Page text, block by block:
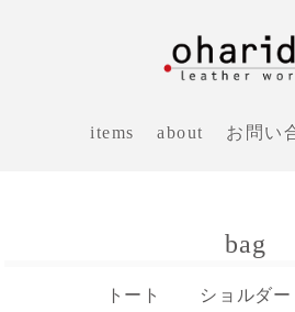
items about お問い
bag
トート ショルダー